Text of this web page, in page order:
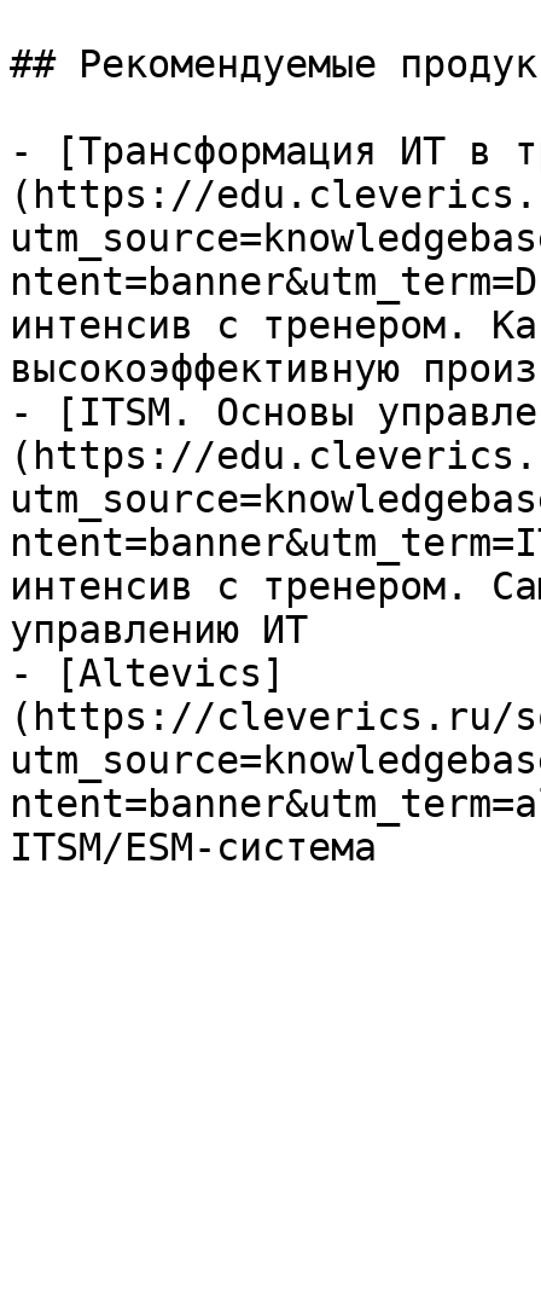
## Рекомендуемые
- [Трансформация ИТ в
(https://
интенсив с тренером.
высокоэффективную
- [ITSM. Основы
(https://
интенсив с тренером.
управлению ИТ
- [Altevics]
(https://cleverics.ru/
ITSM/ESM-система